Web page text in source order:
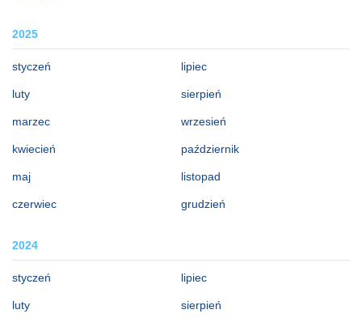
2025
styczeń
luty
marzec
kwiecień
maj
czerwiec
lipiec
sierpień
wrzesień
październik
listopad
grudzień
2024
styczeń
luty
lipiec
sierpień